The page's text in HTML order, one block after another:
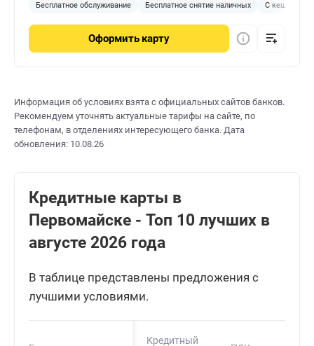
Бесплатное обслуживание Бесплатное снятие наличных С кешбэком
Оформить карту
Информация об условиях взята с официальных сайтов банков.
Рекомендуем уточнять актуальные тарифы на сайте, по
телефонам, в отделениях интересующего банка. Дата
обновления: 10.08.26
Кредитные карты в
Первомайске - Топ 10 лучших в
августе 2026 года
В таблице представлены предложения с
лучшими условиями.
Кредитный